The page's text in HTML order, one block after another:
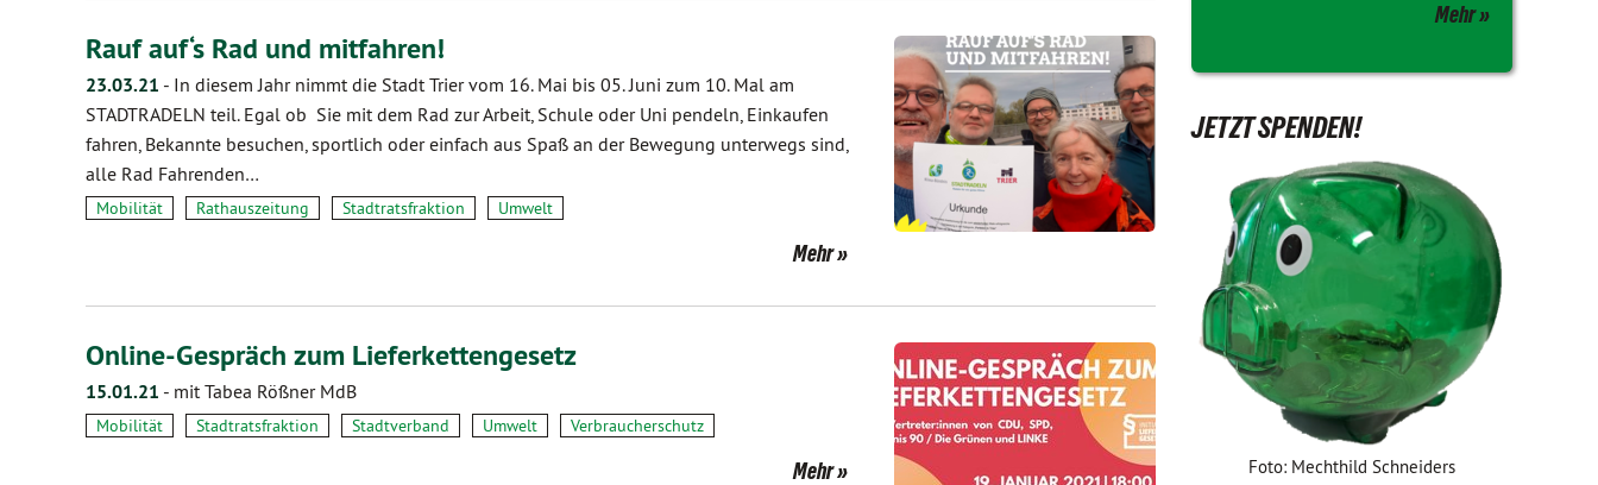
Rauf auf‘s Rad und mitfahren!
23.03.21 - In diesem Jahr nimmt die Stadt Trier vom 16. Mai bis 05. Juni zum 10. Mal am
STADTRADELN teil. Egal ob Sie mit dem Rad zur Arbeit, Schule oder Uni pendeln, Einkaufen
fahren, Bekannte besuchen, sportlich oder einfach aus Spaß an der Bewegung unterwegs sind,
alle Rad Fahrenden…
Mobilität Rathauszeitung Stadtratsfraktion Umwelt
Mehr
Online-Gespräch zum Lieferkettengesetz
15.01.21 - mit Tabea Rößner MdB
Mobilität Stadtratsfraktion Stadtverband Umwelt Verbraucherschutz
Mehr
Mehr
JETZT SPENDEN!
Foto: Mechthild Schneiders